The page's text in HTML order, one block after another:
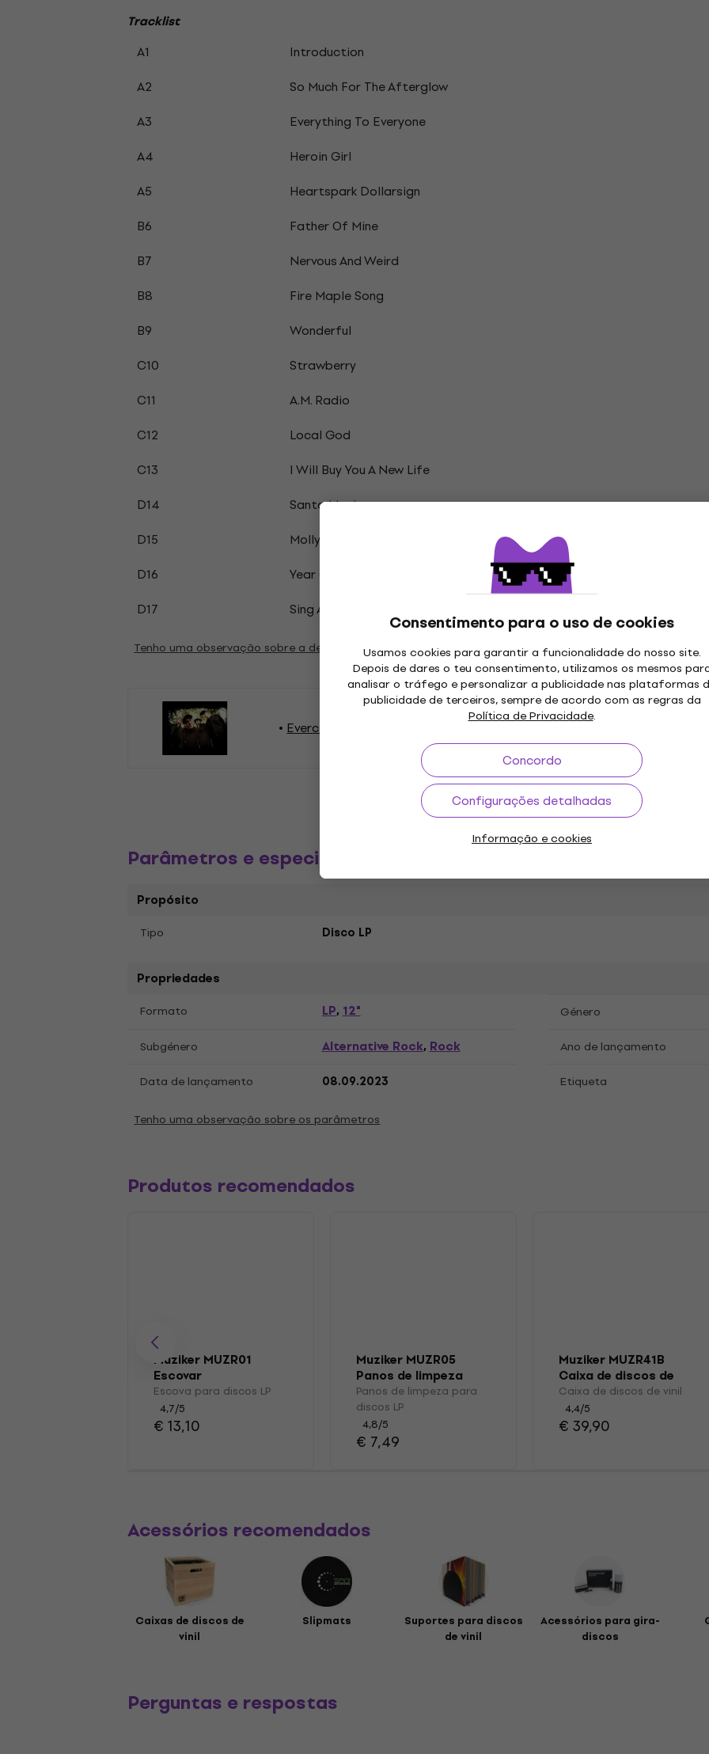
Consentimento para o uso de cookies
Usamos cookies para garantir a funcionalidade do nosso site.
Depois de dares o teu consentimento, utilizamos os mesmos
analisar o tráfego e personalizar a publicidade nas plataformas
publicidade de terceiros, sempre de acordo com as regras da
Política de Privacidade.
Concordo
Configurações detalhadas
Informação e cookies
Tracklist
A1
Introduction
A2
So Much For The Afterglow
A3
Everything To Everyone
A4
Heroin Girl
A5
Heartspark Dollarsign
B6
Father Of Mine
B7
Nervous And Weird
B8
Fire Maple Song
B9
Wonderful
C10
Strawberry
C11
A.M. Radio
C12
Local God
C13
I Will Buy You A New Life
D14
Santa Monica
D15
Molly's Lips
D16
Year Of The Tiger
D17
Sing Away
Tenho uma observação sobre a descrição
Everclear Discos de vinil LP
Parâmetros e especificações
Propósito
Tipo Disco LP
Propriedades
Formato LP,12"
Género
Subgénero
Alternative Rock,Rock
Ano de lançamento
Data de lançamento
08.09.2023 Etiqueta
Tenho uma observação sobre os parâmetros
Produtos recomendados
Muziker MUZR01
Escovar
Escova para discos LP
4,7/5
€ 13,10
Muziker MUZR05
Panos de limpeza
para discos LP
Panos de limpeza para
discos LP
4,8/5
€ 7,49
Muziker MUZR41B
Caixa de discos de
vinil
Caixa de discos de vinil
4,4/5
€ 39,90
Acessórios recomendados
Caixas de discos de
vinil
Slipmats
Suportes para discos
de vinil
Acessórios para gira-
discos
Perguntas e respostas